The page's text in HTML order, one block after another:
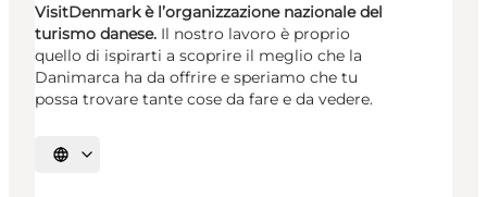
VisitDenmark è l’organizzazione nazionale del
turismo danese. Il nostro lavoro è proprio
quello di ispirarti a scoprire il meglio che la
Danimarca ha da offrire e speriamo che tu
possa trovare tante cose da fare e da vedere.
Seleziona la lingua